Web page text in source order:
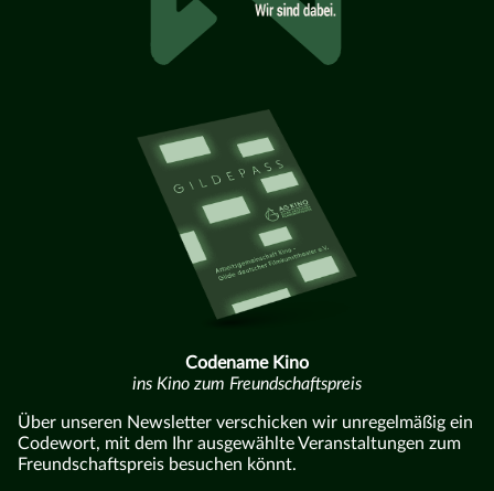
Codename Kino
ins Kino zum Freundschaftspreis
Über unseren Newsletter verschicken wir unregelmäßig ein
Codewort, mit dem Ihr ausgewählte Veranstaltungen zum
Freundschaftspreis besuchen könnt.